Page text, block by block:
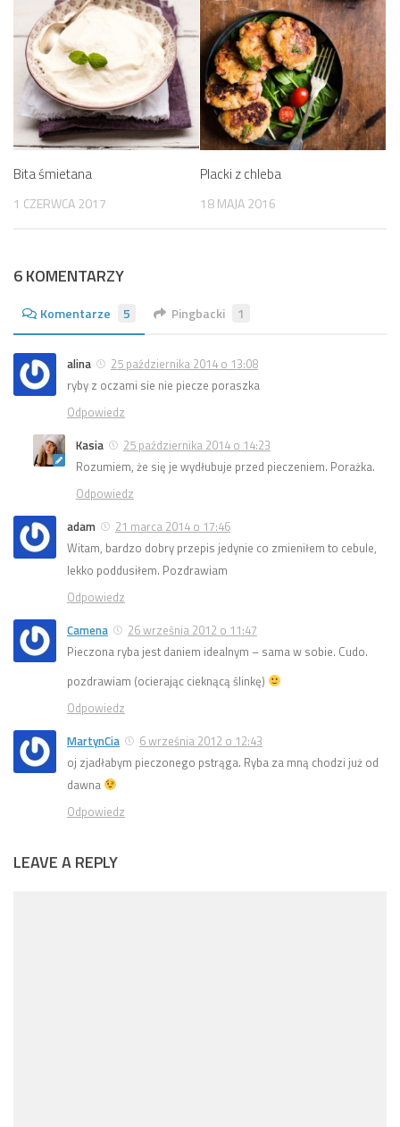
Bita śmietana
1 CZERWCA 2017
Placki z chleba
18 MAJA 2016
6 KOMENTARZY
Komentarze 5 Pingbacki 1
alina
25 października 2014 o 13:08
ryby z oczami sie nie piecze poraszka
Odpowiedz
Kasia
25 października 2014 o 14:23
Rozumiem, że się je wydłubuje przed pieczeniem. Porażka.
Odpowiedz
adam
21 marca 2014 o 17:46
Witam, bardzo dobry przepis jedynie co zmieniłem to cebule,
lekko poddusiłem. Pozdrawiam
Odpowiedz
Camena
26 września 2012 o 11:47
Pieczona ryba jest daniem idealnym – sama w sobie. Cudo.
pozdrawiam (ocierając cieknącą ślinkę)
Odpowiedz
MartynCia
6 września 2012 o 12:43
oj zjadłabym pieczonego pstrąga. Ryba za mną chodzi już od
dawna
Odpowiedz
LEAVE A REPLY